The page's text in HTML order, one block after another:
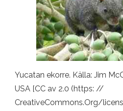
Yucatan ekorre. Källa: Jim
USA [CC av 2.0 (https: //
CreativeCommons.Org/